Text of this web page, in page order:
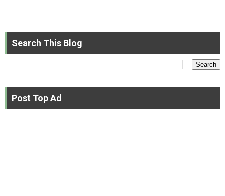
Search This Blog
Post Top Ad